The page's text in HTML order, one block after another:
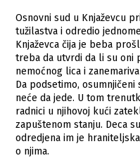
Osnovni sud u Knjaževcu
tužilastva i odredio
Knjaževca čija je beba
treba da utvrdi da li su oni
nemoćnog lica i
Da podsetimo,
neće da jede. U tom
radnici u njihovoj kući
zapuštenom stanju. Deca
odredjena im je
o njima.